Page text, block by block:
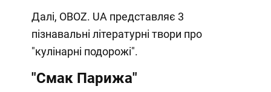
Далі, OBOZ. UA представляє 3
пізнавальні літературні твори про
"кулінарні подорожі".
"Смак Парижа"